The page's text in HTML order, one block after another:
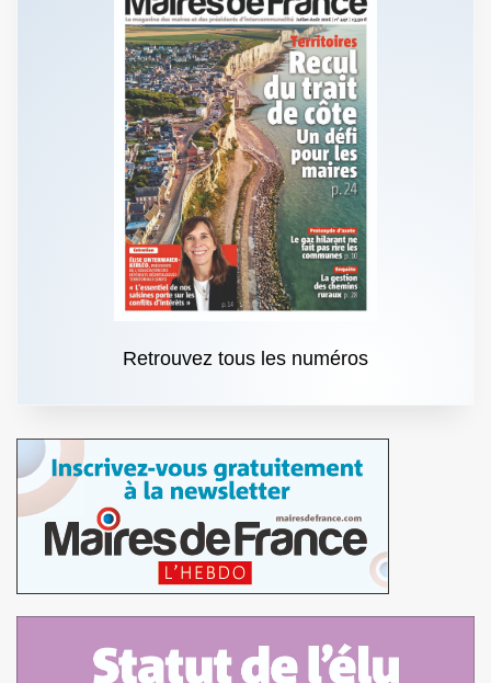
Retrouvez tous les numéros